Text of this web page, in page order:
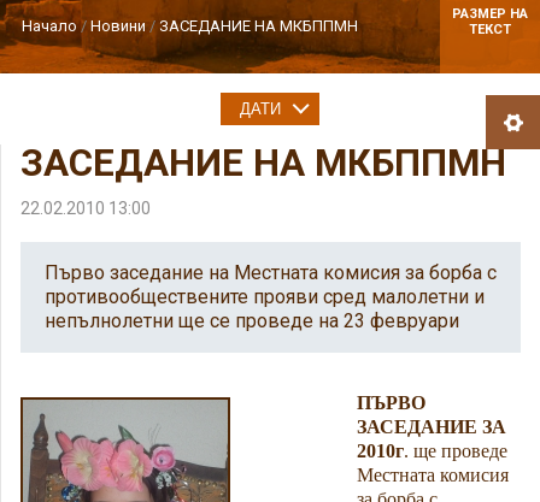
Начало Новини ЗАСЕДАНИЕ НА МКБППМН
РАЗМЕР НА
ТЕКСТ
ЗАСЕДАНИЕ НА МКБППМН
22.02.2010 13:00
Първо заседание на Местната комисия за борба с
противообществените прояви сред малолетни и
непълнолетни ще се проведе на 23 февруари
ПЪРВО
ЗАСЕДАНИЕ ЗА
2010г. ще проведе
Местната комисия
ДАТИ